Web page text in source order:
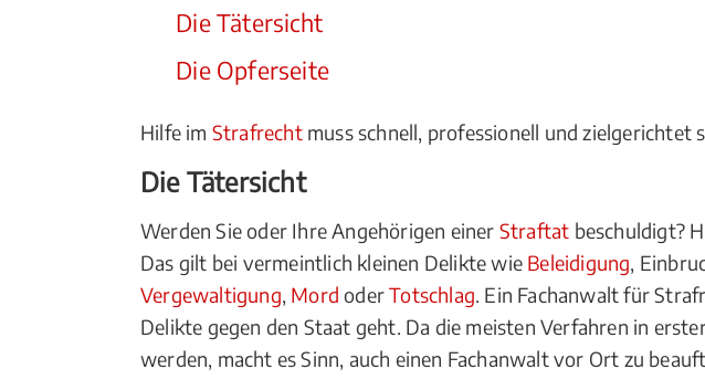
Die Tätersicht
Die Opferseite
Hilfe im Strafrechtmuss schnell, professionell und zielgerichtet
Die Tätersicht
Werden Sie oder Ihre Angehörigen einer Straftat beschuldigt?
Das gilt bei vermeintlich kleinen Delikte wie Beleidigung,
Vergewaltigung, Mord oderTotschlag. Ein Fachanwalt für
Delikte gegen den Staat geht. Da die meisten Verfahren in
werden, macht es Sinn, auch einen Fachanwalt vor Ort zu